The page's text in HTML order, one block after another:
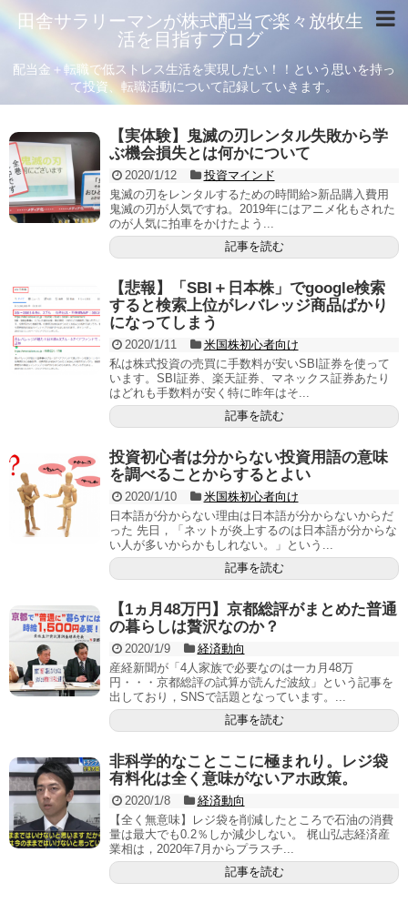
田舎サラリーマンが株式配当で楽々放牧生
活を目指すブログ
配当金＋転職で低ストレス生活を実現したい！！という思いを持っ
て投資、転職活動について記録していきます。
【実体験】鬼滅の刃レンタル失敗から学
ぶ機会損失とは何かについて
2020/1/12
投資マインド
鬼滅の刃をレンタルするための時間給>新品購入費用
鬼滅の刃が人気ですね。2019年にはアニメ化もされた
のが人気に拍車をかけたよう...
記事を読む
【悲報】「SBI＋日本株」でgoogle検索
すると検索上位がレバレッジ商品ばかり
になってしまう
2020/1/11
米国株初心者向け
私は株式投資の売買に手数料が安いSBI証券を使って
います。SBI証券、楽天証券、マネックス証券あたり
はどれも手数料が安く特に昨年はそ...
記事を読む
投資初心者は分からない投資用語の意味
を調べることからするとよい
2020/1/10
米国株初心者向け
日本語が分からない理由は日本語が分からないからだ
った 先日，「ネットが炎上するのは日本語が分からな
い人が多いからかもしれない。」という...
記事を読む
【1ヵ月48万円】京都総評がまとめた普通
の暮らしは贅沢なのか？
2020/1/9
経済動向
産経新聞が「4人家族で必要なのは一カ月48万
円・・・京都総評の試算が読んだ波紋」という記事を
出しており，SNSで話題となっています。...
記事を読む
非科学的なことここに極まれり。レジ袋
有料化は全く意味がないアホ政策。
2020/1/8
経済動向
【全く無意味】レジ袋を削減したところで石油の消費
量は最大でも0.2％しか減少しない。 梶山弘志経済産
業相は，2020年7月からプラスチ...
記事を読む